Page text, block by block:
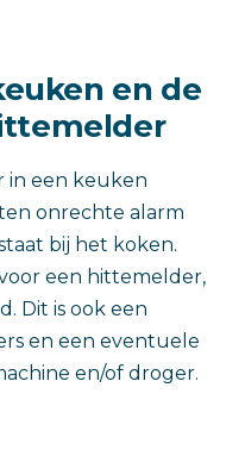
en de
in een keuken
onrechte alarm
bij het koken.
een hittemelder,
Dit is ook een
en een eventuele
en/of droger.